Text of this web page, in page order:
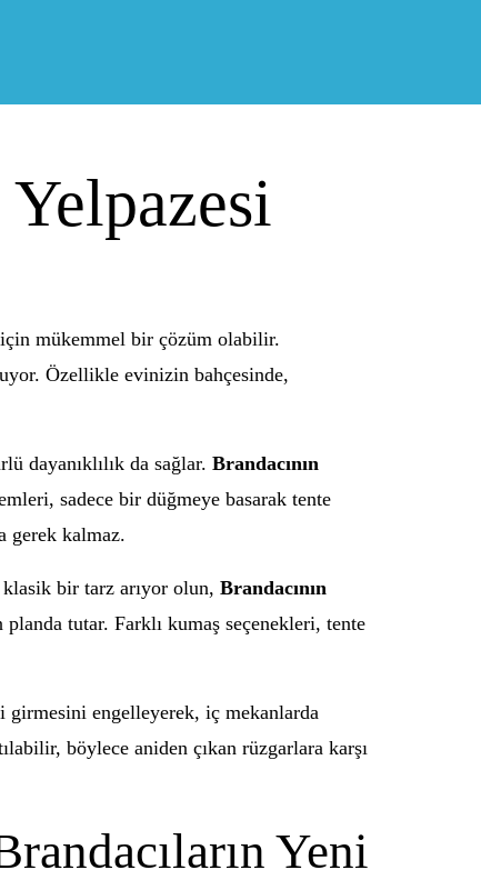
için mükemmel bir çözüm olabilir.
Özellikle evinizin bahçesinde,
dayanıklılık da sağlar. Brandacının
sadece bir düğmeye basarak tente
gerek kalmaz.
bir tarz arıyor olun, Brandacının
tutar. Farklı kumaş seçenekleri, tente
girmesini engelleyerek, iç mekanlarda
böylece aniden çıkan rüzgarlara karşı
Yeni